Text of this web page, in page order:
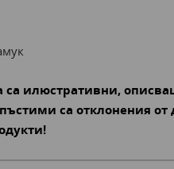
са илюстративни,
са отклонения от